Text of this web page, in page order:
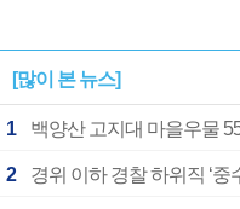
[많이 본 뉴스]
1 백양산 고지대 마을우물
2 경위 이하 경찰 하위직 ‘